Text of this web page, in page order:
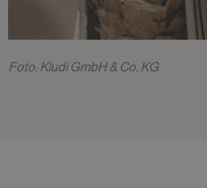
Foto: Kludi GmbH & Co. KG